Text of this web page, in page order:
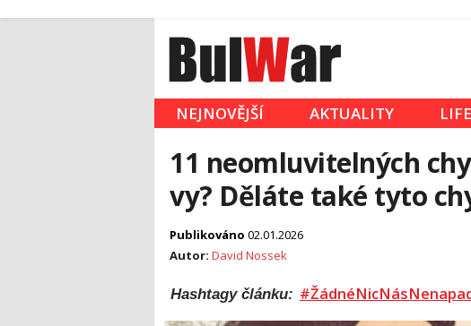
NEJNOVĚJŠÍ AKTUALITY
11 neomluvitelných
vy? Děláte také tyto
Publikováno 02.01.2026
Autor: David Nossek
Hashtagy článku: